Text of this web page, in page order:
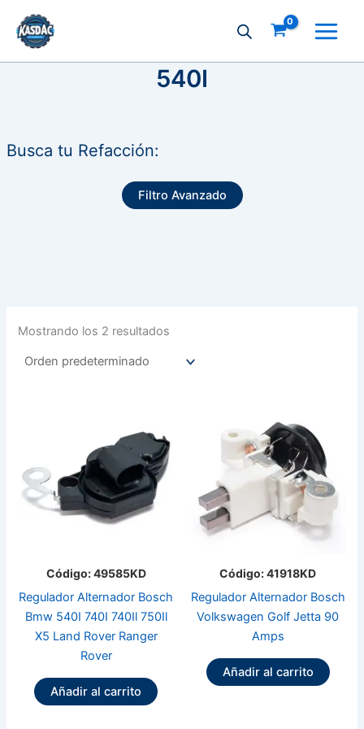
contenido
540I
Busca tu Refacción:
Filtro Avanzado
Mostrando los 2 resultados
Código: 49585KD
Regulador Alternador Bosch
Bmw 540I 740I 740Il 750Il
X5 Land Rover Ranger
Rover
Añadir al carrito
Código: 41918KD
Regulador Alternador Bosch
Volkswagen Golf Jetta 90
Amps
Añadir al carrito